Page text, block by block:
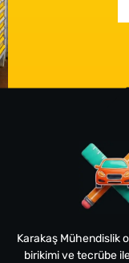
Karakaş Mühendislik
birikimi ve tecrübe